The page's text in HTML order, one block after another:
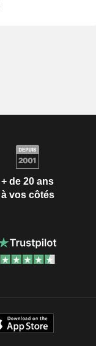
+ de 20 ans
à vos côtés